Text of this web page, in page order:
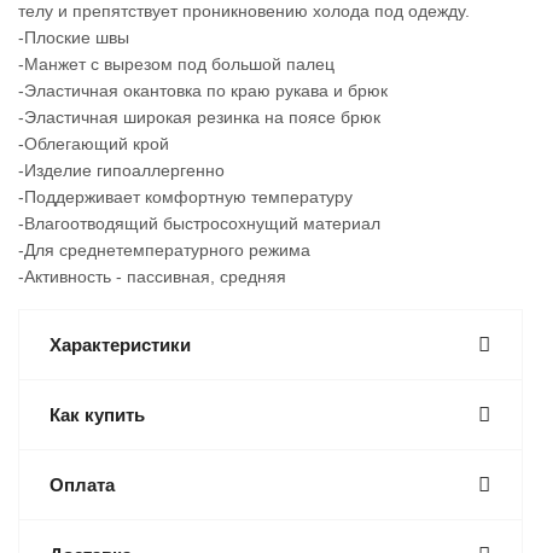
телу и препятствует проникновению холода под одежду.
-Плоские швы
-Манжет с вырезом под большой палец
-Эластичная окантовка по краю рукава и брюк
-Эластичная широкая резинка на поясе брюк
-Облегающий крой
-Изделие гипоаллергенно
-Поддерживает комфортную температуру
-Влагоотводящий быстросохнущий материал
-Для среднетемпературного режима
-Активность - пассивная, средняя
Характеристики
Как купить
Оплата